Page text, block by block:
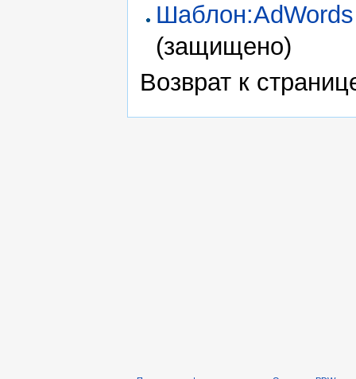
Шаблон:AdWords
(защищено)
Возврат к